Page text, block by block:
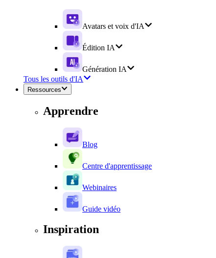
Avatars et voix d'IA
Édition IA
Génération IA
Tous les outils d'IA
Ressources
Apprendre
Blog
Centre d'apprentissage
Webinaires
Guide vidéo
Inspiration